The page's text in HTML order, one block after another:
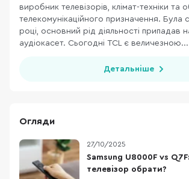
виробник телевізорів, клімат-техніки та
телекомунікаційного призначення. Була
році, основний рід діяльності припадав
аудіокасет. Сьогодні TCL є величезною...
Детальніше
Огляди
27/10/2025
Samsung U8000F vs
телевізор обрати?